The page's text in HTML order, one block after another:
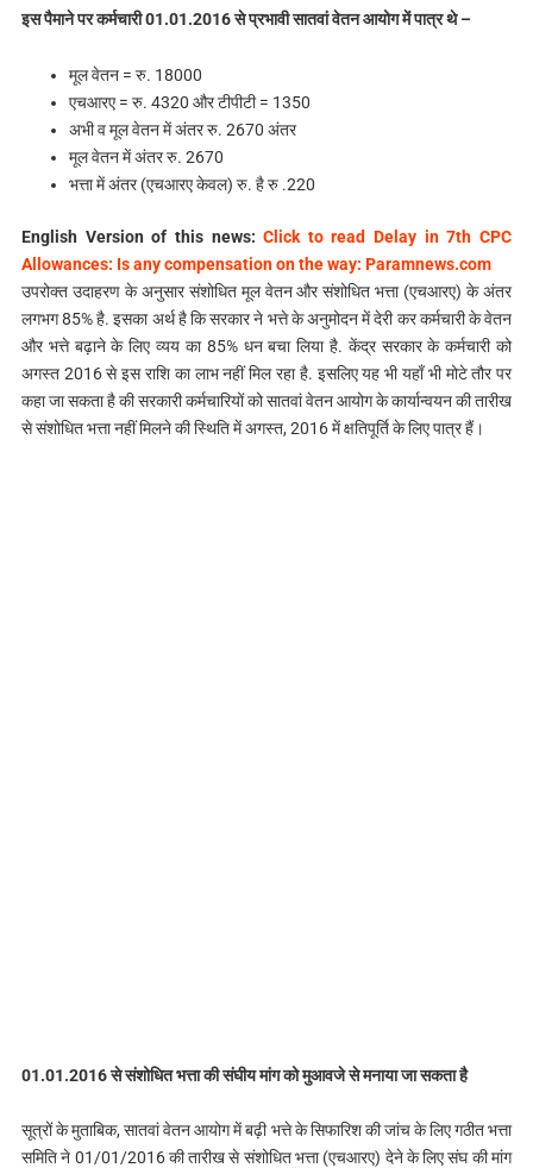
इस पैमाने पर कर्मचारी 01.01.2016 से प्रभावी सातवां वेतन आयोग में पात्र थे –
मूल वेतन = रु. 18000
एचआरए = रु. 4320 और टीपीटी = 1350
अभी व मूल वेतन में अंतर रु. 2670 अंतर
मूल वेतन में अंतर रु. 2670
भत्ता में अंतर (एचआरए केवल) रु. है रु .220
English Version of this news:Click to read Delay in 7th CPC
Allowances: Is any compensation on the way: Paramnews.com
उपरोक्त उदाहरण के अनुसार संशोधित मूल वेतन और संशोधित भत्ता (एचआरए) के अंतर
लगभग 85% है. इसका अर्थ है कि सरकार ने भत्ते के अनुमोदन में देरी कर कर्मचारी के वेतन
और भत्ते बढ़ाने के लिए व्यय का 85% धन बचा लिया है. केंद्र सरकार के कर्मचारी को
अगस्त 2016 से इस राशि का लाभ नहीं मिल रहा है. इसलिए यह भी यहाँ भी मोटे तौर पर
कहा जा सकता है की सरकारी कर्मचारियों को सातवां वेतन आयोग के कार्यान्वयन की तारीख
से संशोधित भत्ता नहीं मिलने की स्थिति में अगस्त, 2016 में क्षतिपूर्ति के लिए पात्र हैं।
01.01.2016 से संशोधित भत्ता की संघीय मांग को मुआवजे से मनाया जा सकता है
सूत्रों के मुताबिक, सातवां वेतन आयोग में बढ़ी भत्ते के सिफारिश की जांच के लिए गठीत भत्ता
समिति ने 01/01/2016 की तारीख से संशोधित भत्ता (एचआरए) देने के लिए संघ की मांग